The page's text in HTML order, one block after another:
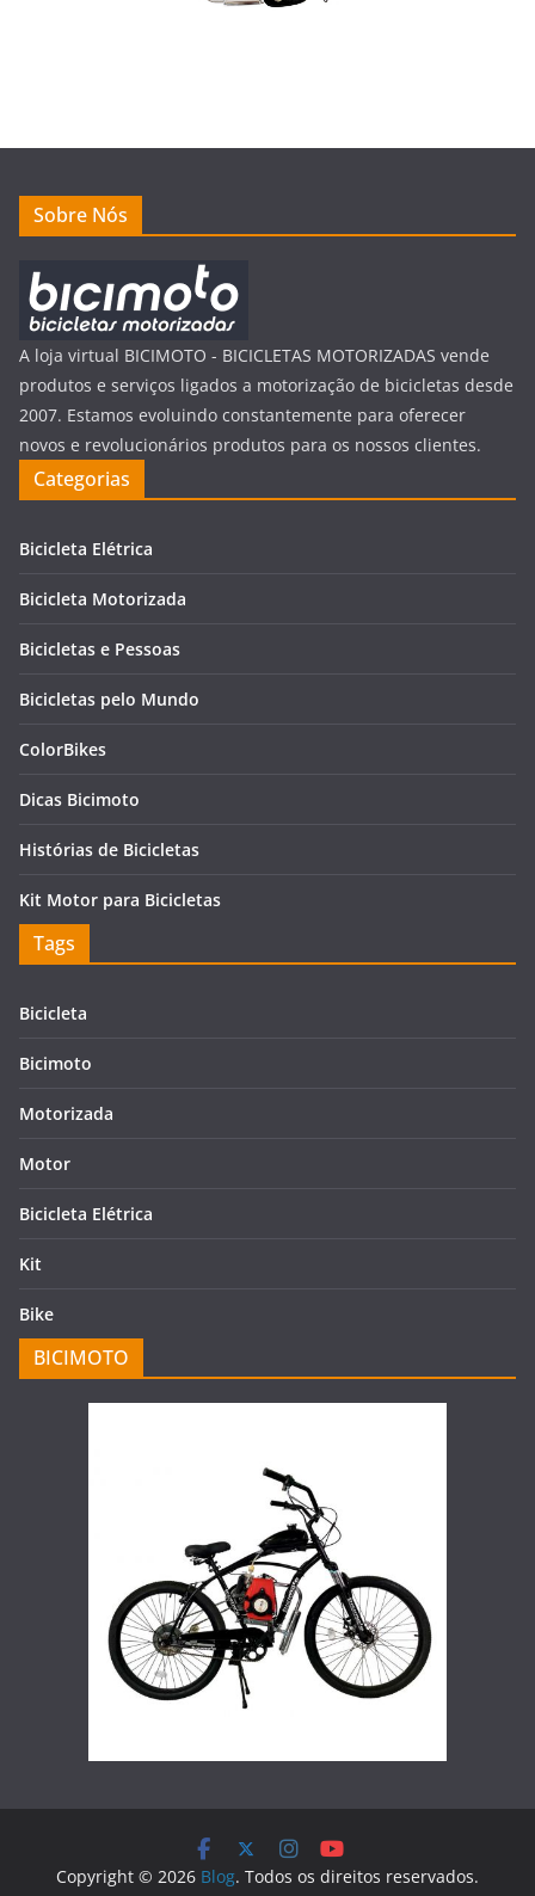
Sobre Nós
A loja virtual BICIMOTO - BICICLETAS MOTORIZADAS vende
produtos e serviços ligados a motorização de bicicletas desde
2007. Estamos evoluindo constantemente para oferecer
novos e revolucionários produtos para os nossos clientes.
Categorias
Bicicleta Elétrica
Bicicleta Motorizada
Bicicletas e Pessoas
Bicicletas pelo Mundo
ColorBikes
Dicas Bicimoto
Histórias de Bicicletas
Kit Motor para Bicicletas
Tags
Bicicleta
Bicimoto
Motorizada
Motor
Bicicleta Elétrica
Kit
Bike
BICIMOTO
Copyright © 2026 Blog. Todos os direitos reservados.